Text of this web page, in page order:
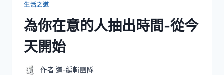
生活之道
為你在意的人抽出時間-從今
天開始
作者 道-編輯團隊